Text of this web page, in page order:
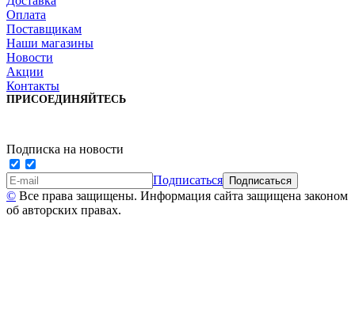
Оплата
Поставщикам
Наши магазины
Новости
Акции
Контакты
ПРИСОЕДИНЯЙТЕСЬ
Подписка на новости
Подписаться
© Все права защищены. Информация сайта защищена законом
об авторских правах.